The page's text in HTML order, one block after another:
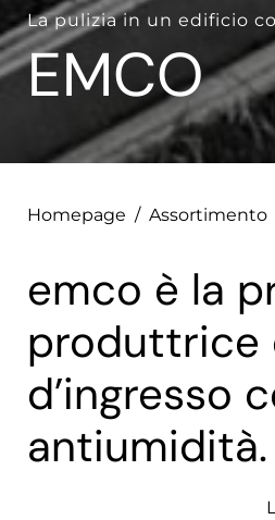
La pulizia in un edificio
EMCO
Homepage / Assortimento
emco è la
produttrice
d’ingresso